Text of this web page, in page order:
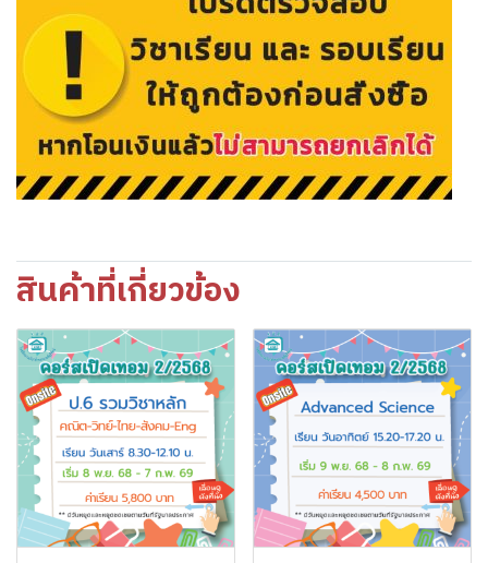
สินค้าที่เกี่ยวข้อง